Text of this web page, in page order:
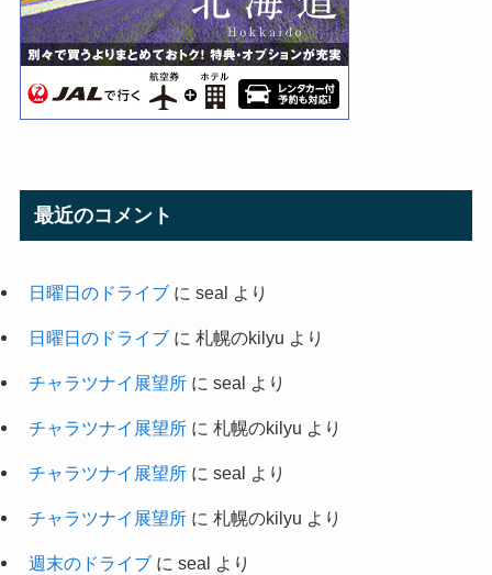
最近のコメント
日曜日のドライブに seal より
日曜日のドライブに 札幌のkilyu より
チャラツナイ展望所に seal より
チャラツナイ展望所に 札幌のkilyu より
チャラツナイ展望所に seal より
チャラツナイ展望所に 札幌のkilyu より
週末のドライブに seal より